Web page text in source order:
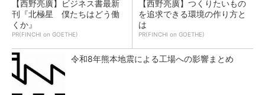
【西野亮廣】ビジネス書最新
刊『北極星 僕たちはどう働
くか』
PR(FINCHI on GOETHE)
【西野亮廣】つくりたいもの
を追求できる環境の作り方と
は
PR(FINCHI on GOETHE)
令和8年熊本地震による工場への影響まとめ